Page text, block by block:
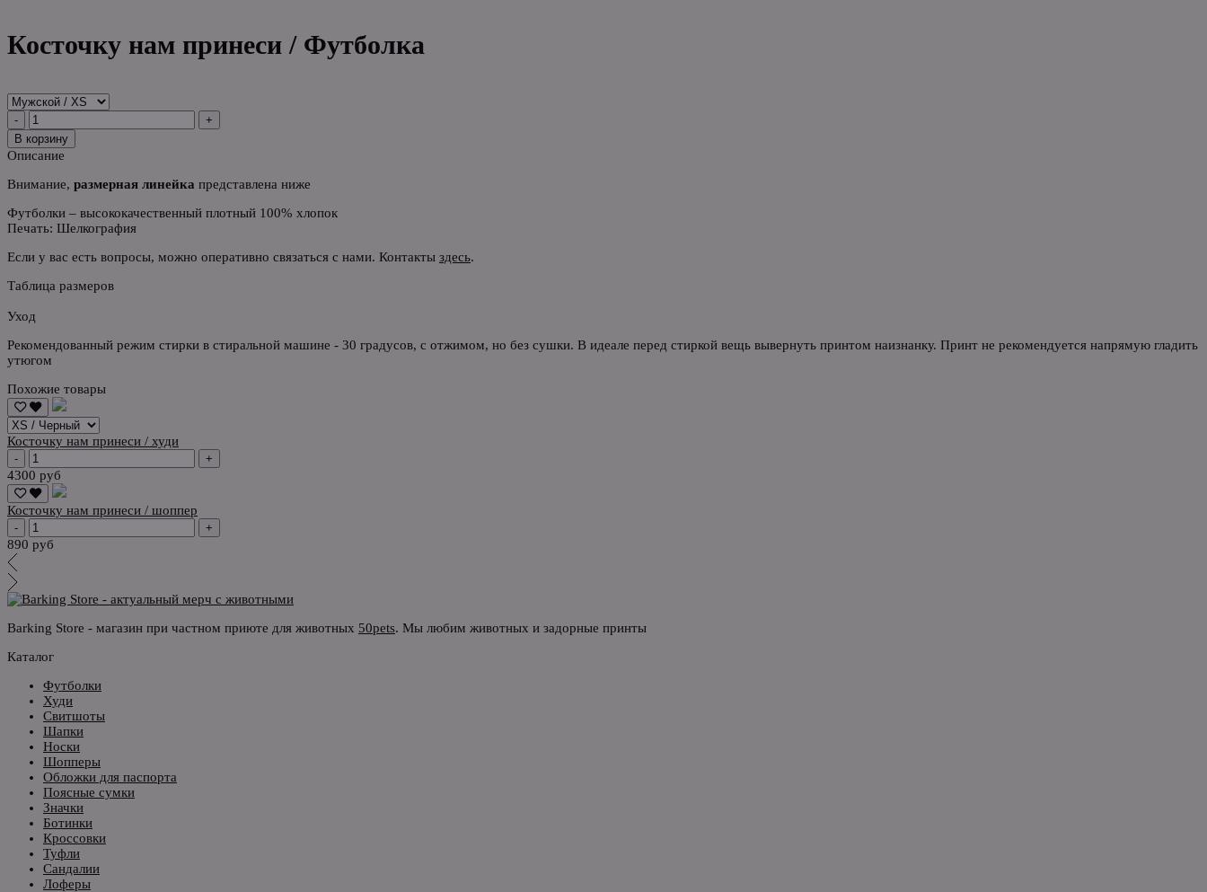
Косточку нам принеси / Футболка
-
+
В корзину
Описание
Внимание, размерная линейка представлена ниже
Футболки – высококачественный плотный 100% хлопок
Печать: Шелкография
Если у вас есть вопросы, можно оперативно связаться с нами. Контакты здесь.
Таблица размеров
Уход
Рекомендованный режим стирки в стиральной машине - 30 градусов, с отжимом, но без сушки. В идеале перед стиркой вещь вывернуть принтом наизнанку. Принт не рекомендуется напрямую гладить
утюгом
Похожие товары
Косточку нам принеси / худи
- +
4300 руб
Косточку нам принеси / шоппер
- +
890 руб
Barking Store - магазин при частном приюте для животных 50pets. Мы любим животных и задорные принты
Каталог
Футболки
Худи
Свитшоты
Шапки
Носки
Шопперы
Обложки для паспорта
Поясные сумки
Значки
Ботинки
Кроссовки
Туфли
Сандалии
Лоферы